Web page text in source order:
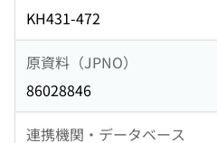
KH431-472
原資料（JPNO）
86028846
連携機関・データベース